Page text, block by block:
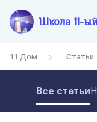
Школа 11-
11 Дом Статьи
Все статьи